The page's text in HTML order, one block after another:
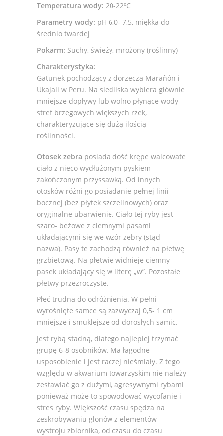
Temperatura wody: 20-22ºC
Parametry wody: pH 6,0- 7,5, miękka do
średnio twardej
Pokarm: Suchy, świeży, mrożony (roślinny)
Charakterystyka:
Gatunek pochodzący z dorzecza Marañón i
Ukajali w Peru. Na siedliska wybiera głównie
mniejsze dopływy lub wolno płynące wody
stref brzegowych większych rzek,
charakteryzujące się dużą ilością
roślinności.
Otosek zebra posiada dość krępe walcowate
ciało z nieco wydłużonym pyskiem
zakończonym przyssawką. Od innych
otosków różni go posiadanie pełnej linii
bocznej (bez płytek szczelinowych) oraz
oryginalne ubarwienie. Ciało tej ryby jest
szaro- beżowe z ciemnymi pasami
układającymi się we wzór zebry (stąd
nazwa). Pasy te zachodzą również na płetwę
grzbietową. Na płetwie widnieje ciemny
pasek układający się w literę „w”. Pozostałe
płetwy przezroczyste.
Płeć trudna do odróżnienia. W pełni
wyrośnięte samce są zazwyczaj 0,5- 1 cm
mniejsze i smuklejsze od dorosłych samic.
Jest rybą stadną, dlatego najlepiej trzymać
grupę 6-8 osobników. Ma łagodne
usposobienie i jest raczej nieśmiały. Z tego
względu w akwarium towarzyskim nie należy
zestawiać go z dużymi, agresywnymi rybami
ponieważ może to spowodować wycofanie i
stres ryby. Większość czasu spędza na
zeskrobywaniu glonów z elementów
wystroju zbiornika, od czasu do czasu